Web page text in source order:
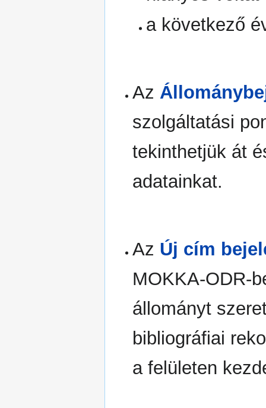
a következő
Az
szolgáltatási
tekinthetjük át
adatainkat.
Az Új cím
MOKKA-ODR-
állományt
bibliográfiai
a felületen